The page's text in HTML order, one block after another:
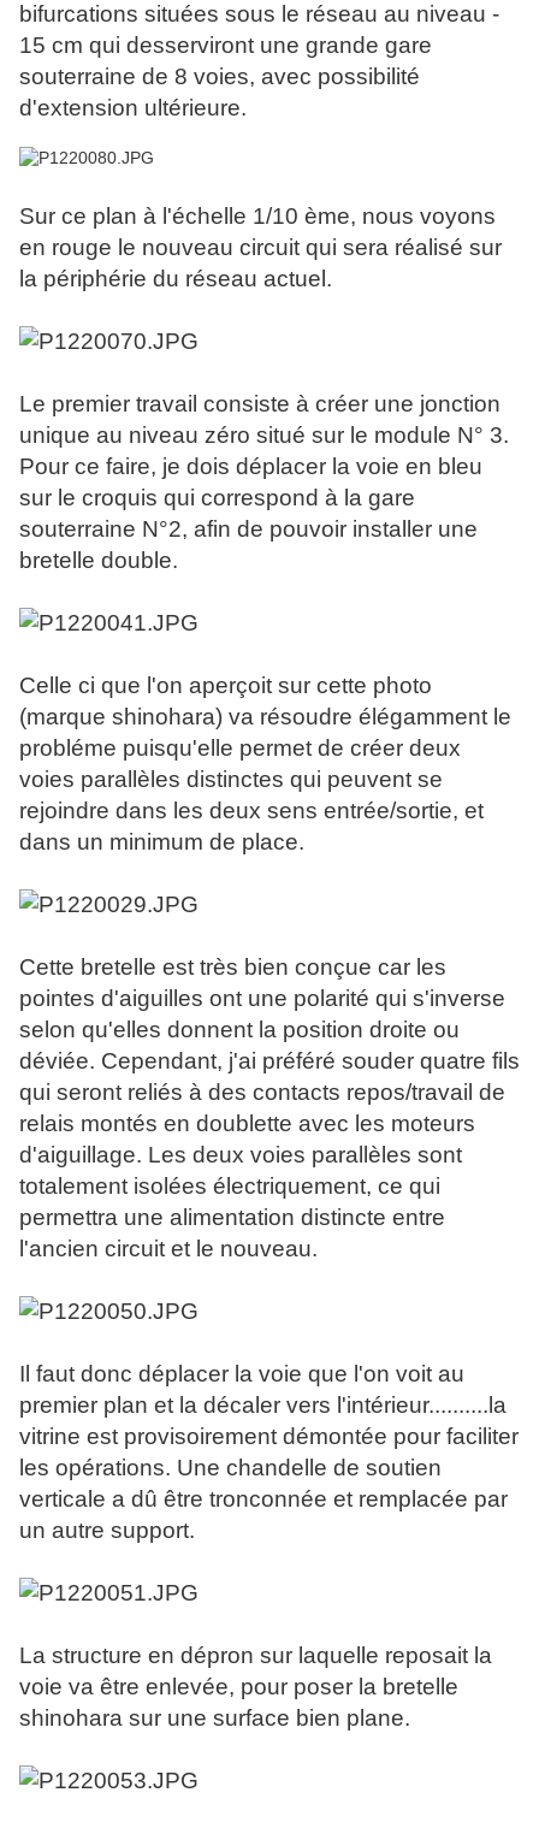
bifurcations situées sous le réseau au niveau -
15 cm qui desserviront une grande gare
souterraine de 8 voies, avec possibilité
d'extension ultérieure.
Sur ce plan à l'échelle 1/10 ème, nous voyons
en rouge le nouveau circuit qui sera réalisé sur
la périphérie du réseau actuel.
Le premier travail consiste à créer une jonction
unique au niveau zéro situé sur le module N° 3.
Pour ce faire, je dois déplacer la voie en bleu
sur le croquis qui correspond à la gare
souterraine N°2, afin de pouvoir installer une
bretelle double.
Celle ci que l'on aperçoit sur cette photo
(marque shinohara) va résoudre élégamment le
probléme puisqu'elle permet de créer deux
voies parallèles distinctes qui peuvent se
rejoindre dans les deux sens entrée/sortie, et
dans un minimum de place.
Cette bretelle est très bien conçue car les
pointes d'aiguilles ont une polarité qui s'inverse
selon qu'elles donnent la position droite ou
déviée. Cependant, j'ai préféré souder quatre fils
qui seront reliés à des contacts repos/travail de
relais montés en doublette avec les moteurs
d'aiguillage. Les deux voies parallèles sont
totalement isolées électriquement, ce qui
permettra une alimentation distincte entre
l'ancien circuit et le nouveau.
Il faut donc déplacer la voie que l'on voit au
premier plan et la décaler vers l'intérieur..........la
vitrine est provisoirement démontée pour faciliter
les opérations. Une chandelle de soutien
verticale a dû être tronconnée et remplacée par
un autre support.
La structure en dépron sur laquelle reposait la
voie va être enlevée, pour poser la bretelle
shinohara sur une surface bien plane.